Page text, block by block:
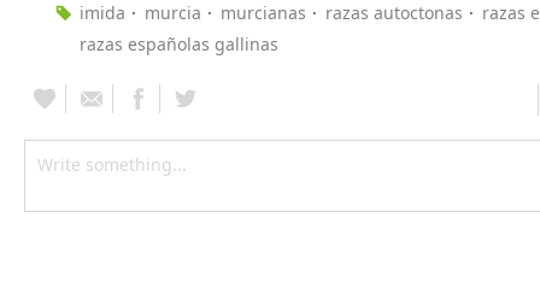
imida
murcia murcianas razas autoctonas
razas
razas españolas gallinas